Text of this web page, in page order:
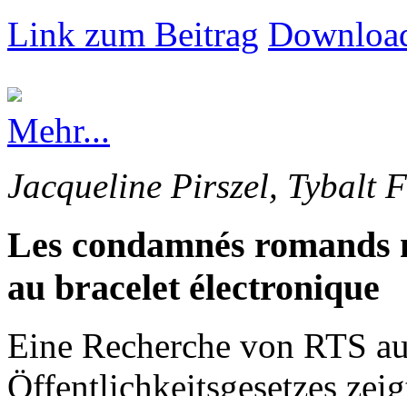
Link zum Beitrag
Mehr...
Jacqueline Pirszel, Tybalt
Les condamnés romands
au bracelet électronique
Eine Recherche von RTS
Öffentlichkeitsgesetzes